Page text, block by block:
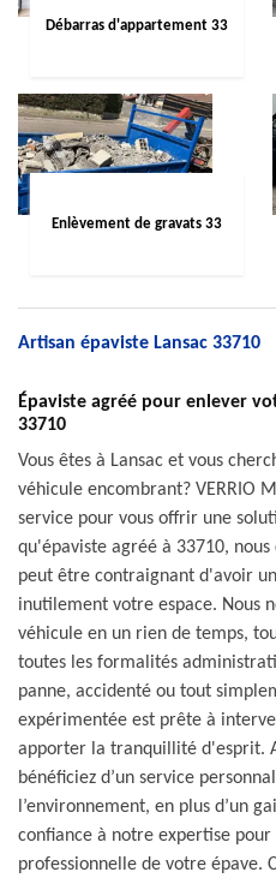
Débarras d'appartement 33
Enlèvement de gravats 33
Artisan épaviste Lansac 33710
Épaviste agréé pour enlever
33710
Vous êtes à Lansac et vous
véhicule encombrant? VERRIO
service pour vous offrir une
qu'épaviste agréé à 33710,
peut être contraignant d'avoir
inutilement votre espace. Nous
véhicule en un rien de temps,
toutes les formalités
panne, accidenté ou tout
expérimentée est prête à
apporter la tranquillité d'esprit.
bénéficiez d’un service
l’environnement, en plus d’un
confiance à notre expertise
professionnelle de votre épave.